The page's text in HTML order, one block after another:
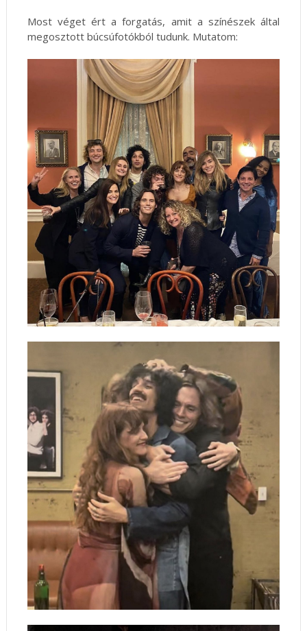
Most véget ért a forgatás, amit a színészek által
megosztott búcsúfotókból tudunk. Mutatom: